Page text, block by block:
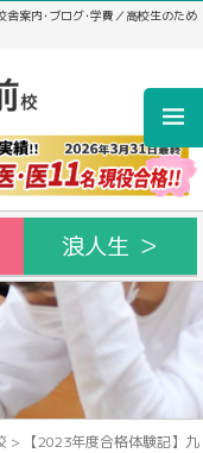
案内･ブログ･学費／高校生のため
浪人生 ＞
>
【2023年度合格体験記】九